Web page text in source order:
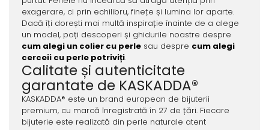
exagerare, ci prin echilibru, finețe și lumina lor aparte.
Dacă îți dorești mai multă inspirație înainte de a alege
un model, poți descoperi și ghidurile noastre despre
cum alegi un colier cu perlesau despre cum alegi
cerceii cu perle potriviți.
Calitate și autenticitate
garantate de KASKADDA®
KASKADDA® este un brand european de bijuterii
premium, cu marcă înregistrată în 27 de țări. Fiecare
bijuterie este realizată din perle naturale atent